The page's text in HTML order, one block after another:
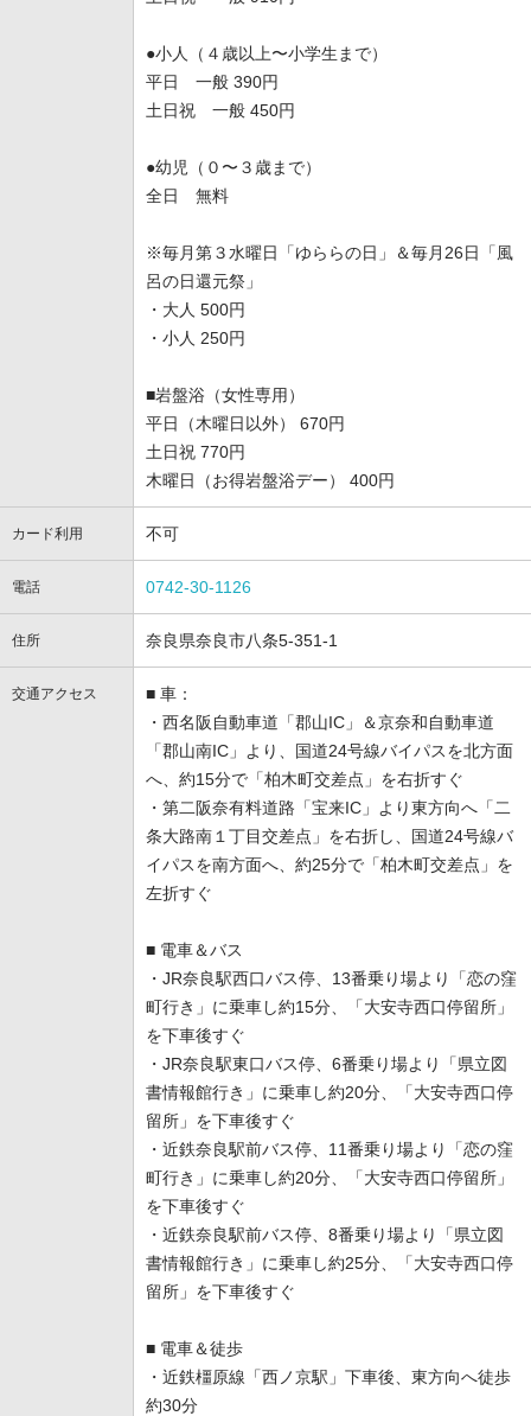
●小人（４歳以上〜小学生まで）
平日 一般 390円
土日祝 一般 450円
●幼児（０〜３歳まで）
全日 無料
※毎月第３水曜日「ゆららの日」＆毎月26日「風
呂の日還元祭」
・大人 500円
・小人 250円
■岩盤浴（女性専用）
平日（木曜日以外） 670円
土日祝 770円
木曜日（お得岩盤浴デー） 400円
カード利用 不可
電話 0742-30-1126
住所 奈良県奈良市八条5-351-1
交通アクセス
■ 車：
・西名阪自動車道「郡山IC」＆京奈和自動車道
「郡山南IC」より、国道24号線バイパスを北方面
へ、約15分で「柏木町交差点」を右折すぐ
・第二阪奈有料道路「宝来IC」より東方向へ「二
条大路南１丁目交差点」を右折し、国道24号線バ
イパスを南方面へ、約25分で「柏木町交差点」を
左折すぐ
■ 電車＆バス
・JR奈良駅西口バス停、13番乗り場より「恋の窪
町行き」に乗車し約15分、「大安寺西口停留所」
を下車後すぐ
・JR奈良駅東口バス停、6番乗り場より「県立図
書情報館行き」に乗車し約20分、「大安寺西口停
留所」を下車後すぐ
・近鉄奈良駅前バス停、11番乗り場より「恋の窪
町行き」に乗車し約20分、「大安寺西口停留所」
を下車後すぐ
・近鉄奈良駅前バス停、8番乗り場より「県立図
書情報館行き」に乗車し約25分、「大安寺西口停
留所」を下車後すぐ
■ 電車＆徒歩
・近鉄橿原線「西ノ京駅」下車後、東方向へ徒歩
約30分